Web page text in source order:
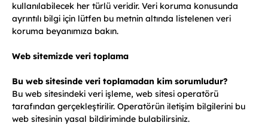
kullanılabilecek her türlü veridir. Veri koruma konusunda
ayrıntılı bilgi için lütfen bu metnin altında listelenen veri
koruma beyanımıza bakın.
Web sitemizde veri toplama
Bu web sitesinde veri toplamadan kim sorumludur?
Bu web sitesindeki veri işleme, web sitesi operatörü
tarafından gerçekleştirilir. Operatörün iletişim bilgilerini bu
web sitesinin yasal bildiriminde bulabilirsiniz.